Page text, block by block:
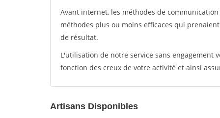
Avant internet, les méthodes de
méthodes plus ou moins efficaces qui
de résultat.
L'utilisation de notre service sans engagement
fonction des creux de votre activité et ainsi
Artisans Disponibles